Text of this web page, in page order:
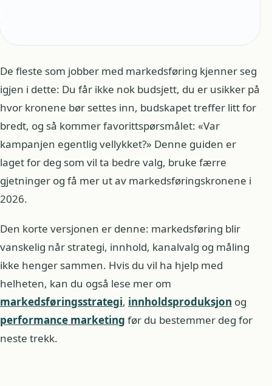
De fleste som jobber med markedsføring kjenner seg
igjen i dette: Du får ikke nok budsjett, du er usikker på
hvor kronene bør settes inn, budskapet treffer litt for
bredt, og så kommer favorittspørsmålet: «Var
kampanjen egentlig vellykket?» Denne guiden er
laget for deg som vil ta bedre valg, bruke færre
gjetninger og få mer ut av markedsføringskronene i
2026.
Den korte versjonen er denne: markedsføring blir
vanskelig når strategi, innhold, kanalvalg og måling
ikke henger sammen. Hvis du vil ha hjelp med
helheten, kan du også lese mer om
markedsføringsstrategi, innholdsproduksjon og
performance marketing før du bestemmer deg for
neste trekk.